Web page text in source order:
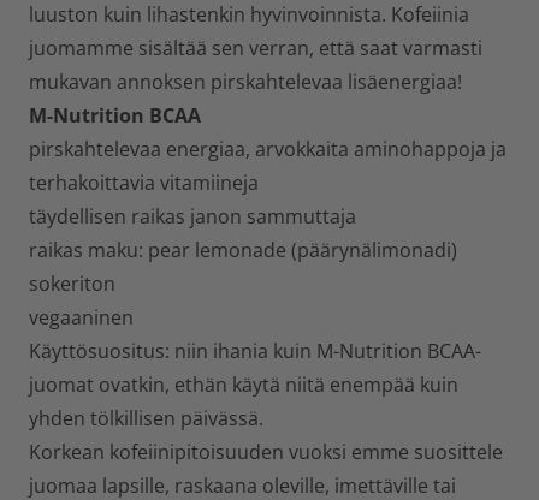
luuston kuin lihastenkin hyvinvoinnista. Kofeiinia
juomamme sisältää sen verran, että saat varmasti
mukavan annoksen pirskahtelevaa lisäenergiaa!
M-Nutrition BCAA
pirskahtelevaa energiaa, arvokkaita aminohappoja ja
terhakoittavia vitamiineja
täydellisen raikas janon sammuttaja
raikas maku: pear lemonade (päärynälimonadi)
sokeriton
vegaaninen
Käyttösuositus: niin ihania kuin M-Nutrition BCAA-
juomat ovatkin, ethän käytä niitä enempää kuin
yhden tölkillisen päivässä.
Korkean kofeiinipitoisuuden vuoksi emme suosittele
juomaa lapsille, raskaana oleville, imettäville tai